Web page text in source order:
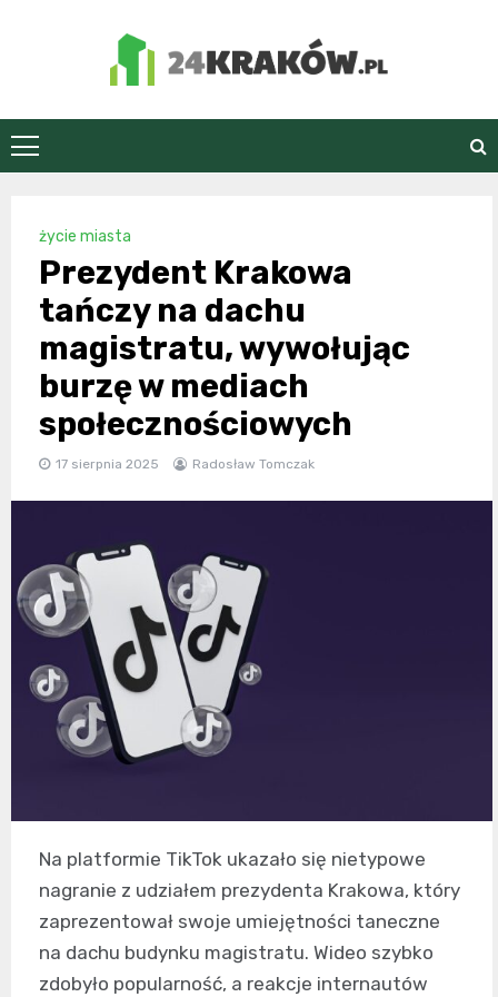
24Kraków.pl
życie miasta
Prezydent Krakowa
tańczy na dachu
magistratu, wywołując
burzę w mediach
społecznościowych
17 sierpnia 2025 Radosław Tomczak
Na platformie TikTok ukazało się nietypowe
nagranie z udziałem prezydenta Krakowa, który
zaprezentował swoje umiejętności taneczne
na dachu budynku magistratu. Wideo szybko
zdobyło popularność, a reakcje internautów